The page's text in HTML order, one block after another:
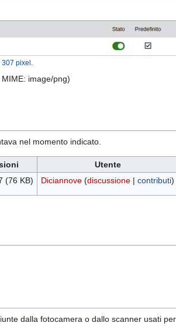
pixel
image/png)
nel momento indicato.
Utente
(76 KB) Diciannove (discussione| contributi)
dalla fotocamera o dallo scanner usati